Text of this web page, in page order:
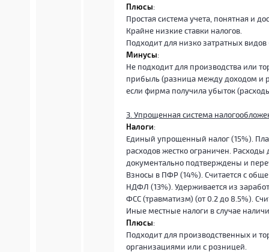
Плюсы:
Простая система учета, понятная и
Крайне низкие ставки налогов.
Подходит для низко затратных
Минусы:
Не подходит для производства или
прибыль (разница между доходом и
если фирма получила убыток
3. Упрощенная система
Налоги:
Единый упрощенный налог (15%).
расходов жестко ограничен.
документально подтверждены и
Взносы в ПФР (14%). Считается с
НДФЛ (13%). Удерживается из
ФСС (травматизм) (от 0.2 до 8.5%).
Иные местные налоги в случае
Плюсы:
Подходит для производственных и
организациями или с розницей.